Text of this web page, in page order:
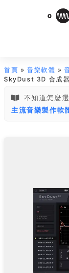
首頁 »音樂軟體 »
SkyDust 3D 合成
不知道怎麼
主流音樂製作軟